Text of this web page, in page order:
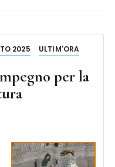
2025 ULTIM'ORA
per la